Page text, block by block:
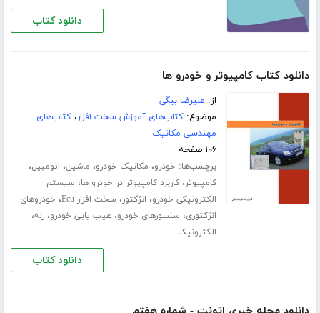
دانلود کتاب
دانلود کتاب کامپیوتر و خودرو ها
از: علیرضا بیگی
موضوع:کتاب‌های آموزش سخت افزار،کتاب‌های
مهندسی مکانیک
۱۰۶ صفحه
برچسب‌ها: خودرو، مکانیک خودرو، ماشین، اتومبیل،
کامپیوتر،کاربرد کامپیوتر در خودرو ها، سیستم
الکترونیکی خودرو، انژکتور، سخت افزار Ecu ، خودروهای
انژکتوری، سنسورهای خودرو، عیب یابی خودرو،رله،
الکترونیک
دانلود کتاب